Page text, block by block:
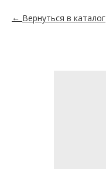
Вернуться в каталог